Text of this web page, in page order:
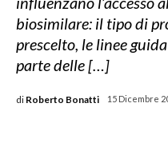
biosimilare: il tipo di
prescelto, le linee
parte delle […]
di Roberto Bonatti 15 Dicembre